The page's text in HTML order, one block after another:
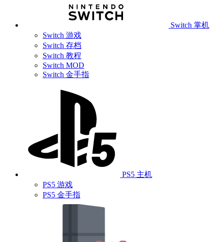
Switch 掌机
Switch 游戏
Switch 存档
Switch 教程
Switch MOD
Switch 金手指
PS5 主机
PS5 游戏
PS5 金手指